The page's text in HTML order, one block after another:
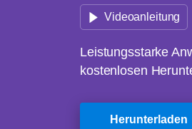
Videoanleitung
Leistungsstarke
kostenlosen
Herunterladen